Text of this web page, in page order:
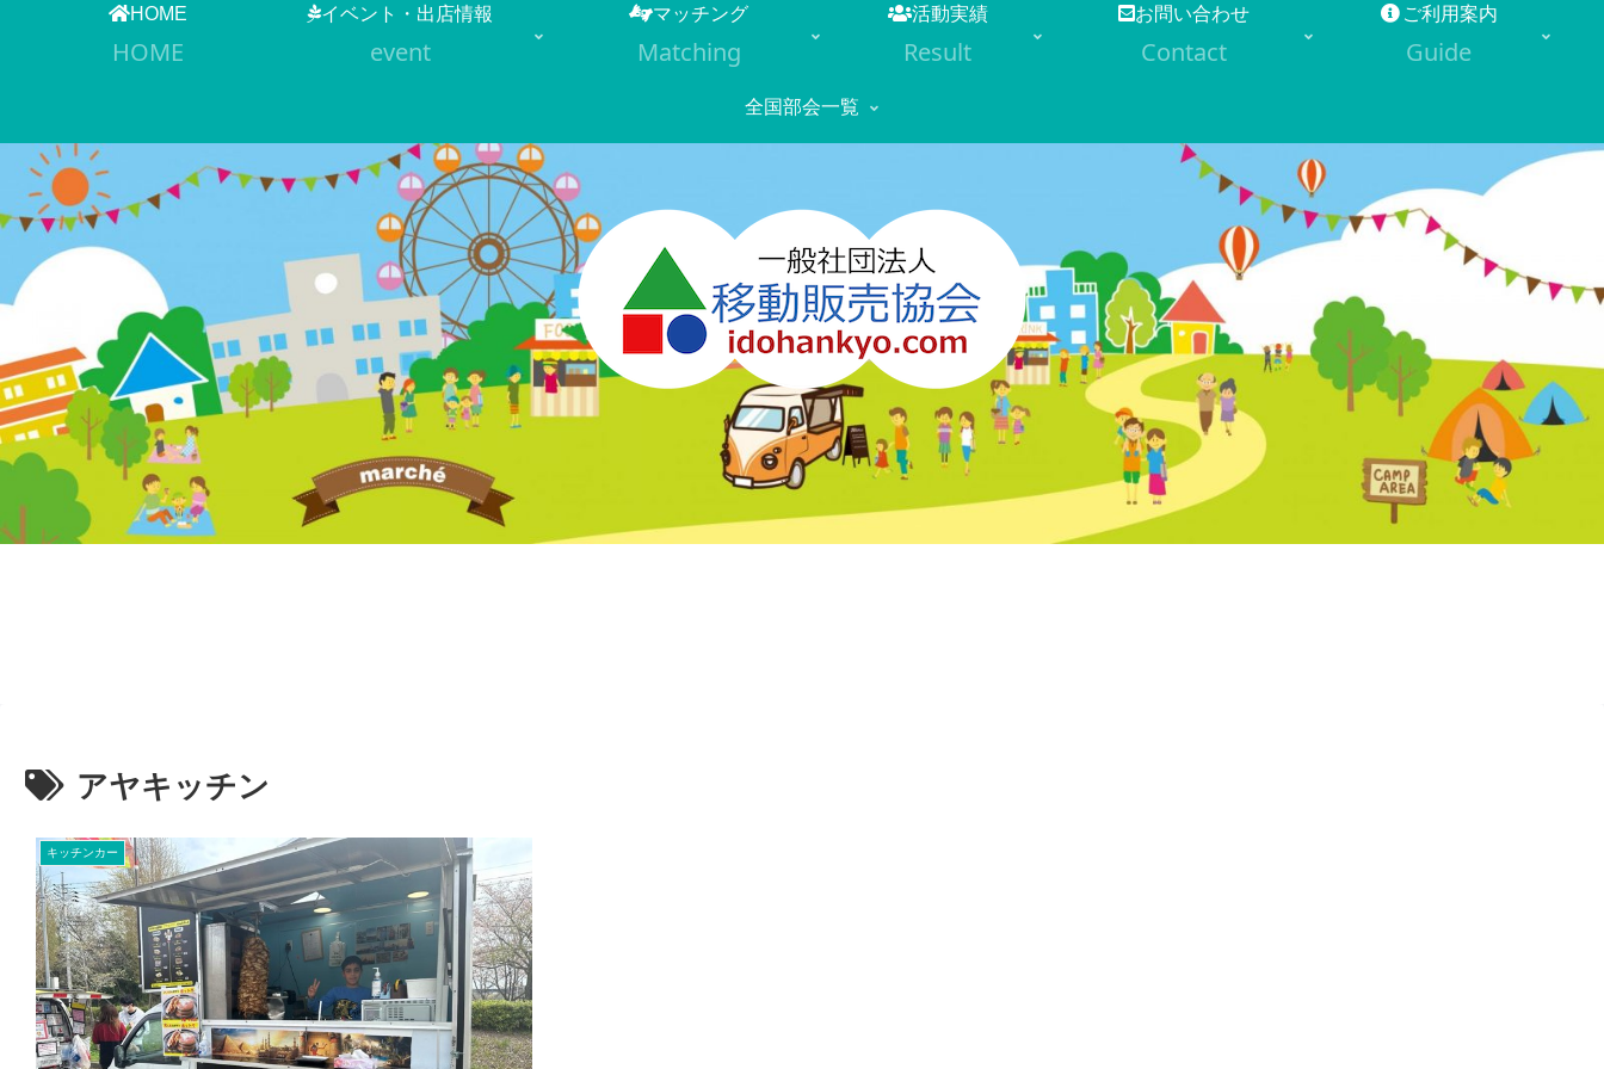
HOME
HOME
イベント・出店情報
event
マッチング
Matching
活動実績
Result
お問い合わせ
Contact
ご利用案内
Guide
全国部会一覧
アヤキッチン
キッチンカー